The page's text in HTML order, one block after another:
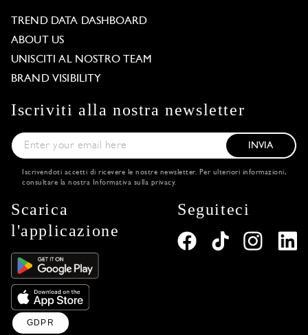
TREND DATA DASHBOARD
ABOUT US
UNISCITI AL NOSTRO TEAM
BRAND VISIBILITY
Iscriviti alla nostra newsletter
INVIA
Iscrivendoti accetti di ricevere le nostre newsletter. Per ulteriori informazioni,
consultare la nostra Informativa sulla privacy.
Scarica
l'applicazione
Seguiteci
GDPR